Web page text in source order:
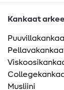
Kankaat
Musliini